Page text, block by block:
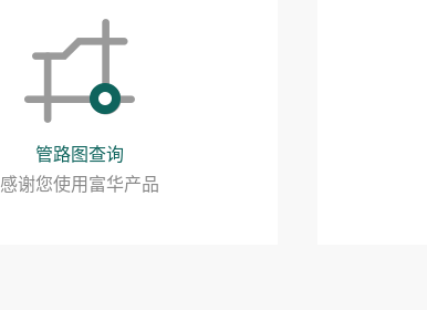
管路图查询
感谢您使用富华产品